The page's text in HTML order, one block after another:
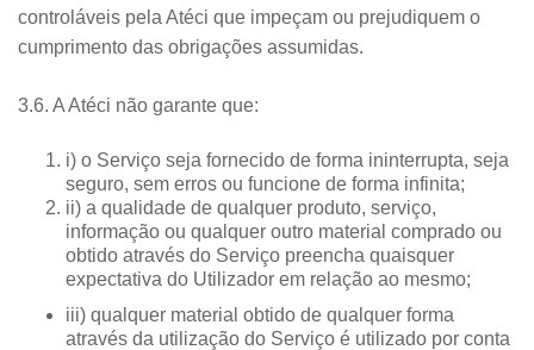
controláveis pela Atéci que impeçam ou prejudiquem o
cumprimento das obrigações assumidas.
3.6. A Atéci não garante que:
i) o Serviço seja fornecido de forma ininterrupta, seja
seguro, sem erros ou funcione de forma infinita;
ii) a qualidade de qualquer produto, serviço,
informação ou qualquer outro material comprado ou
obtido através do Serviço preencha quaisquer
expectativa do Utilizador em relação ao mesmo;
iii) qualquer material obtido de qualquer forma
através da utilização do Serviço é utilizado por conta